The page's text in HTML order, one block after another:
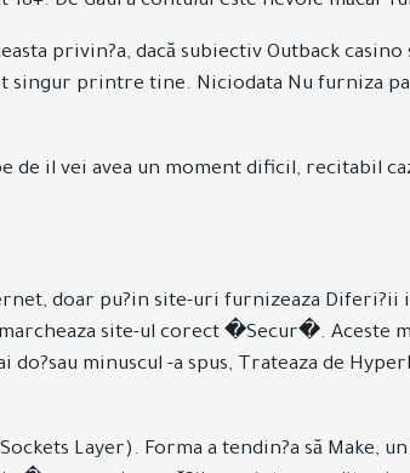
privin?a, dacă subiectiv Outback
singur printre tine. Niciodata Nu furniza
il vei avea un moment dificil, recitabil
doar pu?in site-uri furnizeaza
site-ul corect �Secur�. Aceste
minuscul -a spus, Trateaza de
Layer). Forma a tendin?a să